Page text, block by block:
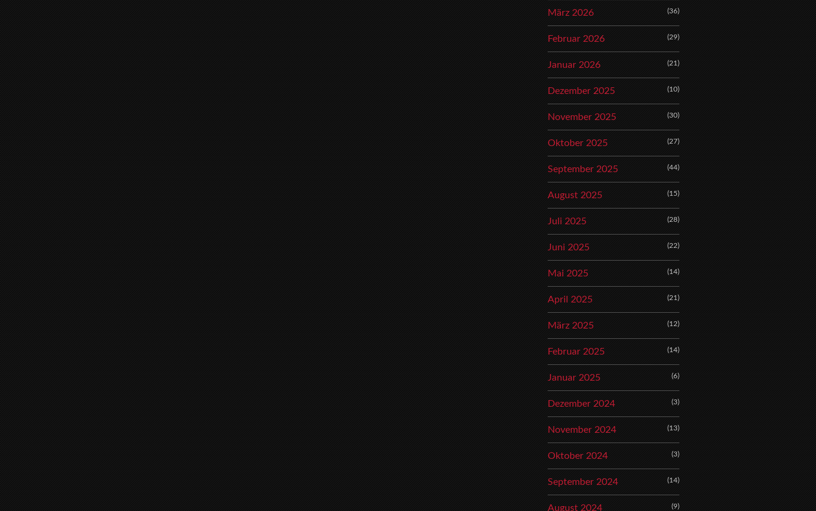
März 2026 (36)
Februar 2026 (29)
Januar 2026 (21)
Dezember 2025 (10)
November 2025 (30)
Oktober 2025 (27)
September 2025 (44)
August 2025 (15)
Juli 2025 (28)
Juni 2025 (22)
Mai 2025 (14)
April 2025 (21)
März 2025 (12)
Februar 2025 (14)
Januar 2025 (6)
Dezember 2024 (3)
November 2024 (13)
Oktober 2024 (3)
September 2024 (14)
August 2024 (9)